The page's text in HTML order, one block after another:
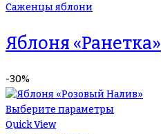
Саженцы яблони
Яблоня «Ранетка»
-30%
Выберите параметры
Quick View